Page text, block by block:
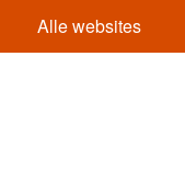
Alle websites